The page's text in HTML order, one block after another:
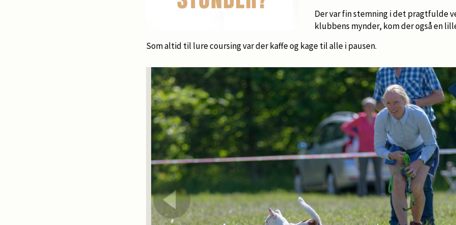
Der var fin stemning i det pragtfulde
klubbens mynder, kom der også en
Som altid til lure coursing var der kaffe og kage til alle i pausen.